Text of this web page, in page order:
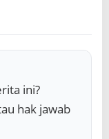
ini?
hak jawab